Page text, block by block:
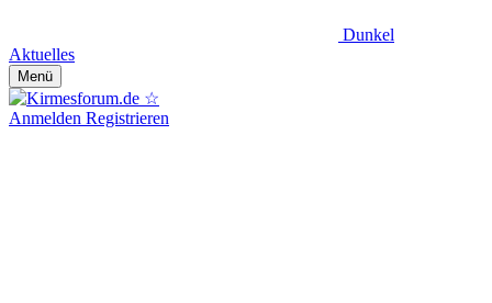
Dunkel
Aktuelles
Menü
Anmelden Registrieren